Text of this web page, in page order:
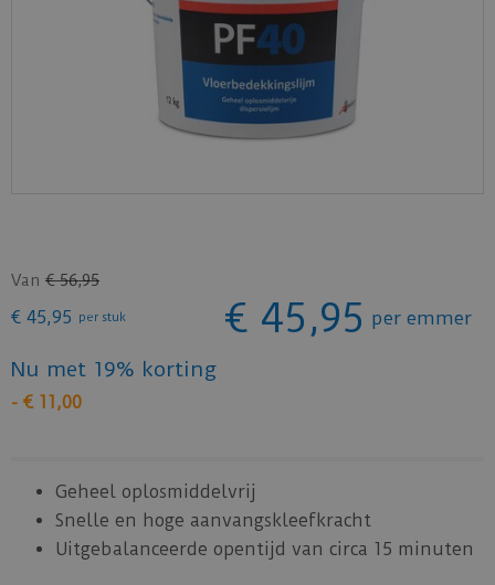
Van € 56,95
€ 45,95 per stuk € 45,95 per emmer
Nu met 19% korting
- € 11,00
Geheel oplosmiddelvrij
Snelle en hoge aanvangskleefkracht
Uitgebalanceerde opentijd van circa 15 minuten